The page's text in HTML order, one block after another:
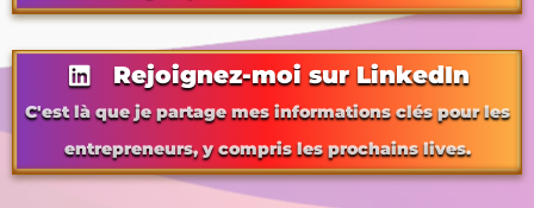
Rejoignez-moi sur LinkedIn
C'est là que je partage mes informations clés pour les
entrepreneurs, y compris les prochains lives.